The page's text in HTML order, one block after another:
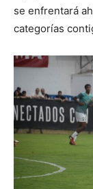
se enfrentará
categorías